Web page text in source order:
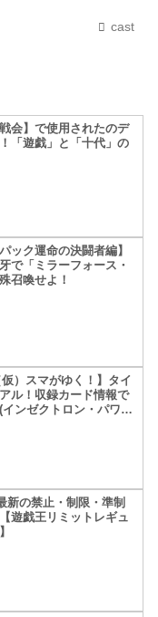
cast
会】で使用されたのデ
「遊戯」と「十代」の
ック運命の決闘者編】
で「ミラーフォース・
召喚せよ！
仮）スマがゆく！】タイ
ル！収録カード情報で
ンゼクトロン・パワー
新の禁止・制限・準制
遊戯王リミットレギュ